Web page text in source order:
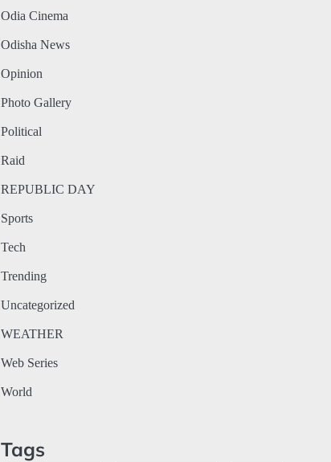
Odia Cinema
Odisha News
Opinion
Photo Gallery
Political
Raid
REPUBLIC DAY
Sports
Tech
Trending
Uncategorized
WEATHER
Web Series
World
Tags